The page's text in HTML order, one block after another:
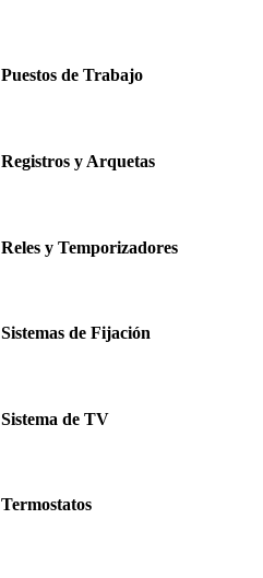
Puestos de Trabajo
Registros y Arquetas
Reles y Temporizadores
Sistemas de Fijación
Sistema de TV
Termostatos